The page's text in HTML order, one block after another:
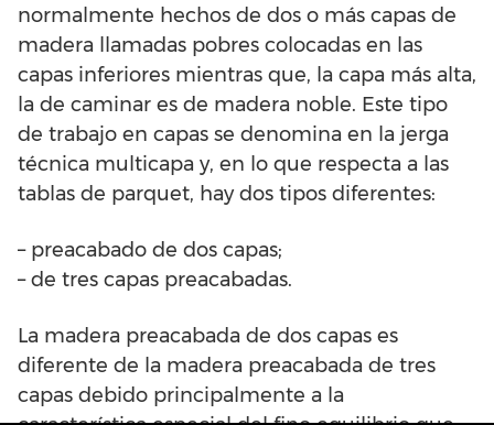
normalmente hechos de dos o más capas de
madera llamadas pobres colocadas en las
capas inferiores mientras que, la capa más alta,
la de caminar es de madera noble. Este tipo
de trabajo en capas se denomina en la jerga
técnica multicapa y, en lo que respecta a las
tablas de parquet, hay dos tipos diferentes:
– preacabado de dos capas;
– de tres capas preacabadas.
La madera preacabada de dos capas es
diferente de la madera preacabada de tres
capas debido principalmente a la